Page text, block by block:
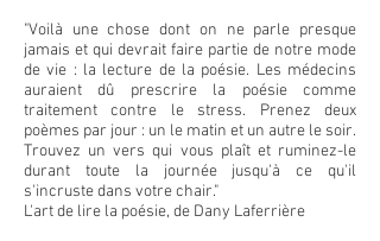
"Voilà une chose dont on ne parle presque
jamais et qui devrait faire partie de notre mode
de vie : la lecture de la poésie. Les médecins
auraient dû prescrire la poésie comme
traitement contre le stress. Prenez deux
poèmes par jour : un le matin et un autre le soir.
Trouvez un vers qui vous plaît et ruminez-le
durant toute la journée jusqu'à ce qu'il
s'incruste dans votre chair."
L'art de lire la poésie, de Dany Laferrière